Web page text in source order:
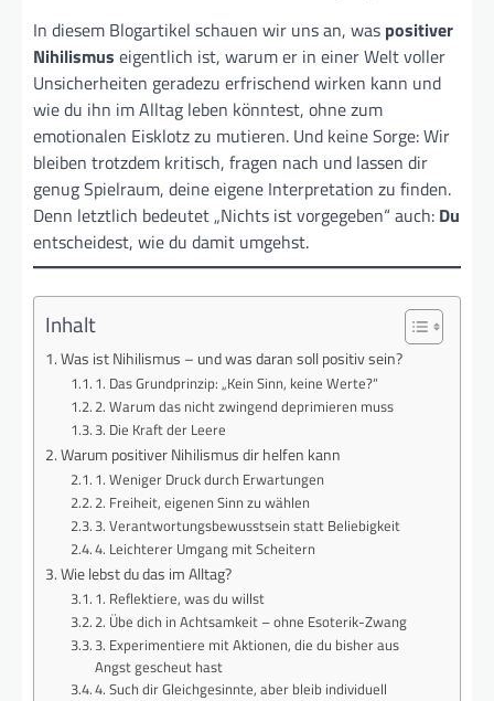
In diesem Blogartikel schauen wir uns an, was positiver
Nihilismus eigentlich ist, warum er in einer Welt voller
Unsicherheiten geradezu erfrischend wirken kann und
wie du ihn im Alltag leben könntest, ohne zum
emotionalen Eisklotz zu mutieren. Und keine Sorge: Wir
bleiben trotzdem kritisch, fragen nach und lassen dir
genug Spielraum, deine eigene Interpretation zu finden.
Denn letztlich bedeutet „Nichts ist vorgegeben“ auch: Du
entscheidest, wie du damit umgehst.
Inhalt
Was ist Nihilismus – und was daran soll positiv sein?
1. Das Grundprinzip: „Kein Sinn, keine Werte?“
2. Warum das nicht zwingend deprimieren muss
3. Die Kraft der Leere
Warum positiver Nihilismus dir helfen kann
1. Weniger Druck durch Erwartungen
2. Freiheit, eigenen Sinn zu wählen
3. Verantwortungsbewusstsein statt Beliebigkeit
4. Leichterer Umgang mit Scheitern
Wie lebst du das im Alltag?
1. Reflektiere, was du willst
2. Übe dich in Achtsamkeit – ohne Esoterik-Zwang
3. Experimentiere mit Aktionen, die du bisher aus
Angst gescheut hast
4. Such dir Gleichgesinnte, aber bleib individuell